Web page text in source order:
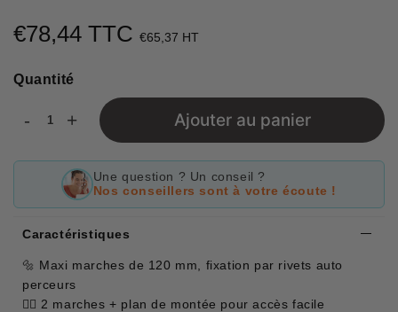
€78,44 TTC €65,37 HT
price
Quantité
- + Ajouter au panier
Une question ? Un conseil ?
Nos conseillers sont à votre écoute !
Caractéristiques
🔩 Maxi marches de 120 mm, fixation par rivets auto
perceurs
🚶‍♂️ 2 marches + plan de montée pour accès facile